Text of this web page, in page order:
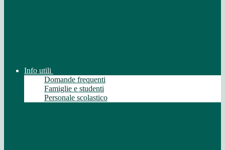
Info utili
Domande frequenti
Famiglie e studenti
Personale scolastico